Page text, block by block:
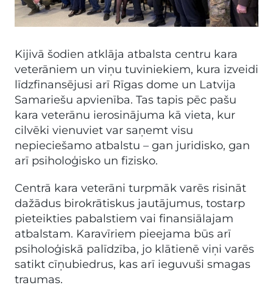
Kijivā šodien atklāja atbalsta centru kara
veterāniem un viņu tuviniekiem, kura izveidi
līdzfinansējusi arī Rīgas dome un Latvija
Samariešu apvienība. Tas tapis pēc pašu
kara veterānu ierosinājuma kā vieta, kur
cilvēki vienuviet var saņemt visu
nepieciešamo atbalstu – gan juridisko, gan
arī psiholoģisko un fizisko.
Centrā kara veterāni turpmāk varēs risināt
dažādus birokrātiskus jautājumus, tostarp
pieteikties pabalstiem vai finansiālajam
atbalstam. Karavīriem pieejama būs arī
psiholoģiskā palīdzība, jo klātienē viņi varēs
satikt cīņubiedrus, kas arī ieguvuši smagas
traumas.